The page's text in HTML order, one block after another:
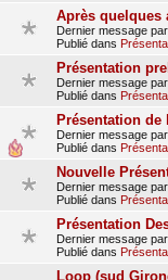
Après quelques
Dernier message par
Publié dans
Présentation
Dernier message par
Publié dans
Présentation
Dernier message par
Publié dans
Nouvelle
Dernier message par
Publié dans
Présentation
Dernier message par
Publié dans
Loop (sud